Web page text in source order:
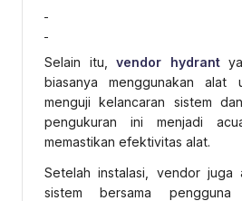
Selain itu, vendor hydrant
biasanya menggunakan alat
menguji kelancaran sistem
pengukuran ini menjadi
memastikan efektivitas alat.
Setelah instalasi, vendor juga
sistem bersama pengguna